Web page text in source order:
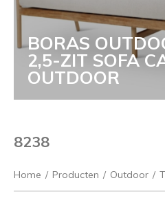
BORAS
2,5-ZIT SOFA
OUTDOOR
8238
Home / Producten / Outdoor /